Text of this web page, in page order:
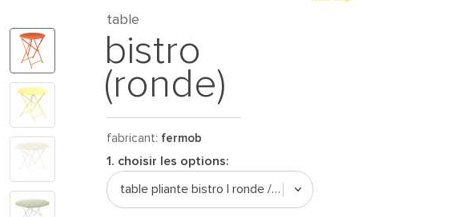
table
bistro
(ronde)
fabricant: fermob
1. choisir les options:
table pliante bistro | ronde / ø 60cm